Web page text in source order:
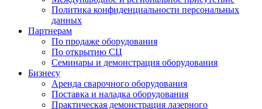
Политика конфиденциальности персональных
данных
Партнерам
По продаже оборудования
По открытию СЦ
Семинары и демонстрация оборудования
Бизнесу
Аренда сварочного оборудования
Поставка и наладка оборудования
Практическая демонстрация лазерного